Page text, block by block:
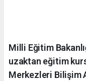
Milli Eğitim
uzaktan eğitim
Merkezleri Bilişim